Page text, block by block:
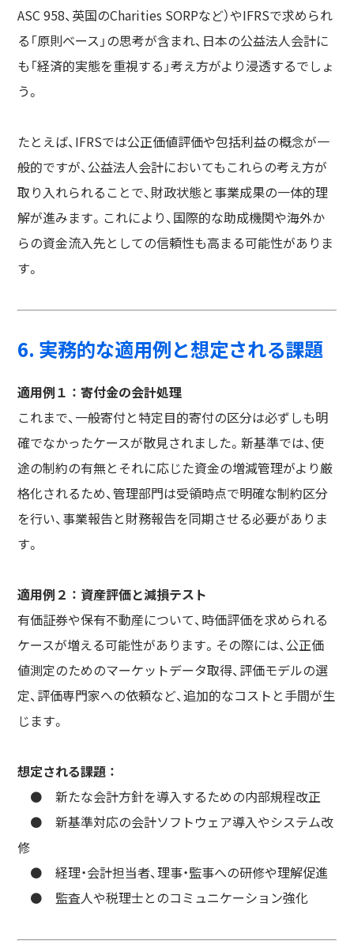
ASC 958、英国のCharities SORPなど）やIFRSで求められ
る「原則ベース」の思考が含まれ、日本の公益法人会計に
も「経済的実態を重視する」考え方がより浸透するでしょ
う。
たとえば、IFRSでは公正価値評価や包括利益の概念が一
般的ですが、公益法人会計においてもこれらの考え方が
取り入れられることで、財政状態と事業成果の一体的理
解が進みます。これにより、国際的な助成機関や海外か
らの資金流入先としての信頼性も高まる可能性がありま
す。
6. 実務的な適用例と想定される課題
適用例１ ： 寄付金の会計処理
これまで、一般寄付と特定目的寄付の区分は必ずしも明
確でなかったケースが散見されました。新基準では、使
途の制約の有無とそれに応じた資金の増減管理がより厳
格化されるため、管理部門は受領時点で明確な制約区分
を行い、事業報告と財務報告を同期させる必要がありま
す。
適用例２ ： 資産評価と減損テスト
有価証券や保有不動産について、時価評価を求められる
ケースが増える可能性があります。その際には、公正価
値測定のためのマーケットデータ取得、評価モデルの選
定、評価専門家への依頼など、追加的なコストと手間が生
じます。
想定される課題 ：
⚫️ 新たな会計方針を導入するための内部規程改正
⚫️ 新基準対応の会計ソフトウェア導入やシステム改
修
⚫️ 経理・会計担当者、理事・監事への研修や理解促進
⚫️ 監査人や税理士とのコミュニケーション強化